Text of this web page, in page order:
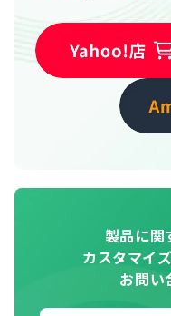
製品に関
カスタマイ
お問い